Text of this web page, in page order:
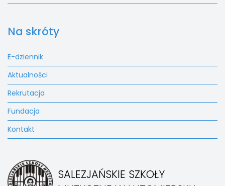
SALEZJAŃSKIE SZKOŁY
Na skróty
E-dziennik
Aktualności
Rekrutacja
Fundacja
Kontakt